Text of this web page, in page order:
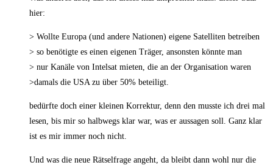
hier:
> Wollte Europa (und andere Nationen) eigene Satelliten betreiben
> so benötigte es einen eigenen Träger, ansonsten könnte man
> nur Kanäle von Intelsat mieten, die an der Organisation waren
>damals die USA zu über 50% beteiligt.
bedürfte doch einer kleinen Korrektur, denn den musste ich drei mal
lesen, bis mir so halbwegs klar war, was er aussagen soll. Ganz klar
ist es mir immer noch nicht.
Und was die neue Rätselfrage angeht, da bleibt dann wohl nur die